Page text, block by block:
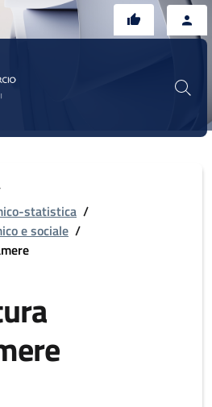
statistica /
e sociale /